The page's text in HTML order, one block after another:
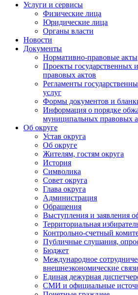
Услуги и сервисы
Физические лица
Юридические лица
Органы власти
Новости
Документы
Нормативно-правовые акты
Проекты государственных
правовых актов
Регламенты
услуг
Формы документов и
Информация о порядке
муниципальных правовых
Об округе
Устав округа
Об округе
Жителям, гостям округа
История
Символика
Совет округа
Глава округа
Администрация
Обращения
Выступления и заявления
Территориальная
Контрольно-счетный
Публичные слушания,
Бюджет
Международное
внешнеэкономические связи
Единая дежурная
СМИ и официальные